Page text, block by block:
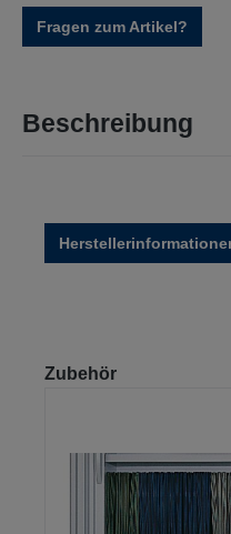
Fragen zum Artikel?
Beschreibung
Produktgalerie
Zubehör